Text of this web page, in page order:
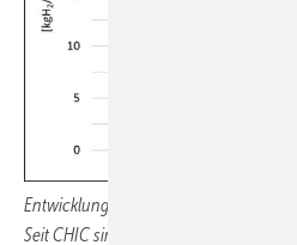
Entwicklung des spezifischen
Seit CHIC sind die Antriebe hybridisiert.